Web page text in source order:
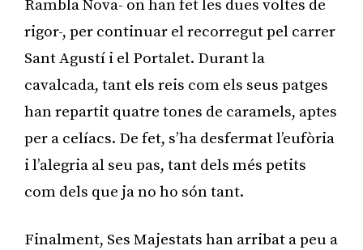
Rambla Nova- on han fet les dues voltes de
rigor-, per continuar el recorregut pel carrer
Sant Agustí i el Portalet. Durant la
cavalcada, tant els reis com els seus patges
han repartit quatre tones de caramels, aptes
per a celíacs. De fet, s’ha desfermat l’eufòria
i l’alegria al seu pas, tant dels més petits
com dels que ja no ho són tant.
Finalment, Ses Majestats han arribat a peu a